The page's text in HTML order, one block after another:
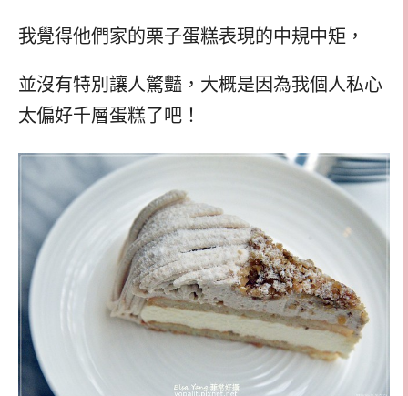
我覺得他們家的栗子蛋糕表現的中規中矩，
並沒有特別讓人驚豔，大概是因為我個人私心
太偏好千層蛋糕了吧！